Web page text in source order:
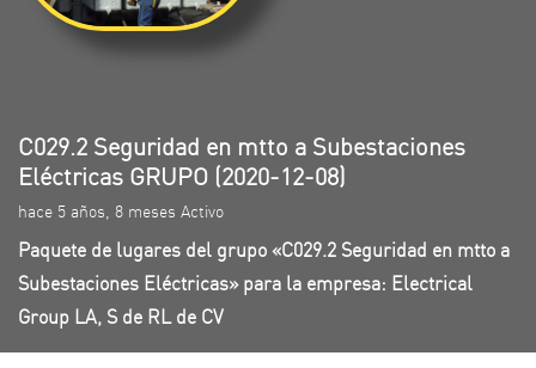
C029.2 Seguridad en mtto a Subestaciones
Eléctricas GRUPO (2020-12-08)
hace 5 años, 8 meses Activo
Paquete de lugares del grupo «C029.2 Seguridad en mtto a
Subestaciones Eléctricas» para la empresa: Electrical
Group LA, S de RL de CV